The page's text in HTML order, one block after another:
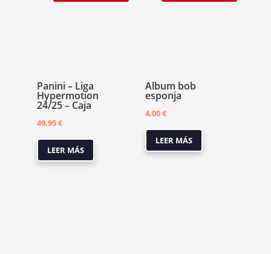
Panini – Liga
Hypermotion
24/25 – Caja
49,95€
LEER MÁS
Album bob
esponja
4,00€
LEER MÁS